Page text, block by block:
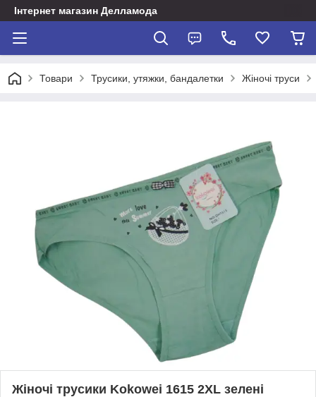
Інтернет магазин Делламода
Товари Трусики, утяжки, бандалетки Жіночі труси
Жіночі трусики Kokowei 1615 2XL зелені